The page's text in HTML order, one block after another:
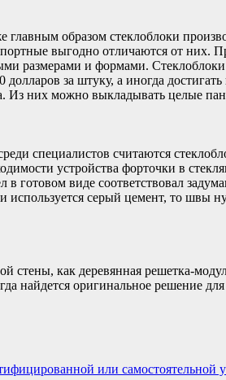
образом стеклоблоки
выгодно отличаются от них.
размерами и формами.
долларов за штуку, а иногда
Из них можно выкладывать целые
специалистов считаются
устройства форточки в
готовом виде соответствовал
используется серый цемент, то швы
стены, как деревянная решетка-
найдется оригинальное решение
или самостоятельной